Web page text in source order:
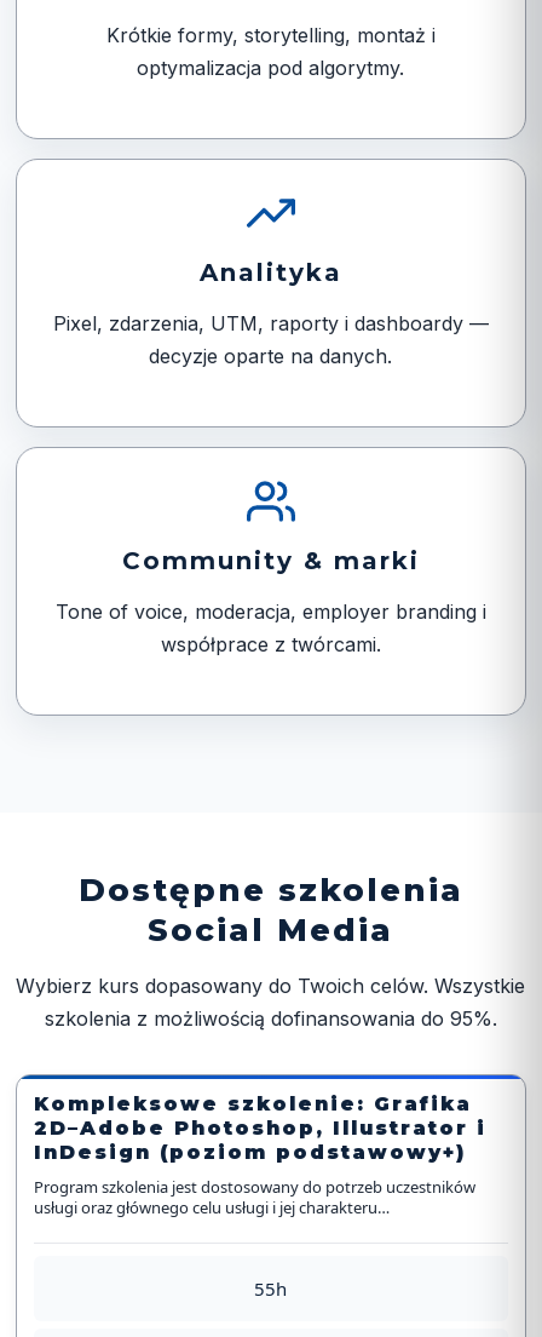
Krótkie formy, storytelling, montaż i
optymalizacja pod algorytmy.
Analityka
Pixel, zdarzenia, UTM, raporty i dashboardy —
decyzje oparte na danych.
Community & marki
Tone of voice, moderacja, employer branding i
współprace z twórcami.
Dostępne szkolenia
Social Media
Wybierz kurs dopasowany do Twoich celów. Wszystkie
szkolenia z możliwością dofinansowania do 95%.
Kompleksowe szkolenie: Grafika
2D–Adobe Photoshop, Illustrator i
InDesign (poziom podstawowy+)
Program szkolenia jest dostosowany do potrzeb uczestników
usługi oraz głównego celu usługi i jej charakteru…
55h